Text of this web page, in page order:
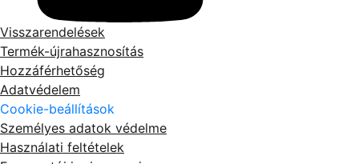
Visszarendelések
Termék-újrahasznosítás
Hozzáférhetőség
Adatvédelem
Cookie-beállítások
Személyes adatok védelme
Használati feltételek